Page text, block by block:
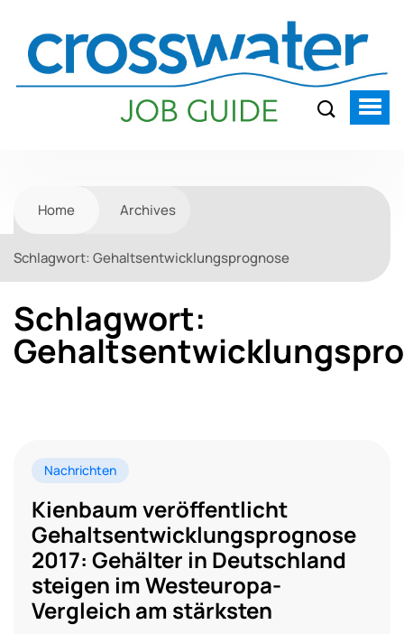
Home Archives
Schlagwort: Gehaltsentwicklungsprognose
Schlagwort:
Nachrichten
Kienbaum veröffentlicht
Gehaltsentwicklungsprognose
2017: Gehälter in Deutschland
steigen im Westeuropa-
Vergleich am stärksten